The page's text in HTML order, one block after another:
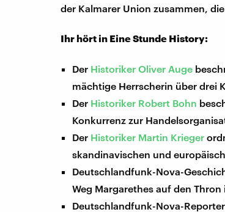
der Kalmarer Union zusammen,
Ihr hört in Eine Stunde History:
Der Historiker Oliver Auge
mächtige Herrscherin über drei
Der Historiker Robert Bohn
Konkurrenz zur
Der Historiker Martin Krieger
skandinavischen und
Deutschlandfunk-Nova-
Weg Margarethes auf den
Deutschlandfunk-Nova-